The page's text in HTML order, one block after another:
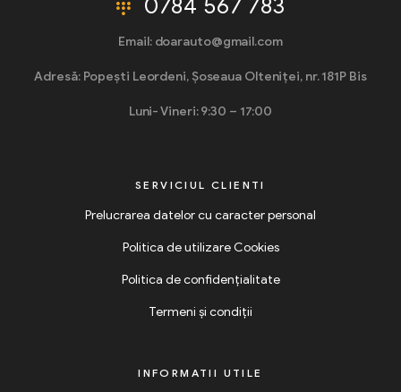
0784 567 783
Email: doarauto@gmail.com
Adresă: Popești Leordeni, Șoseaua Olteniței, nr. 181P Bis
Luni- Vineri: 9:30 – 17:00
SERVICIUL CLIENTI
Prelucrarea datelor cu caracter personal
Politica de utilizare Cookies
Politica de confidențialitate
Termeni și condiții
INFORMATII UTILE